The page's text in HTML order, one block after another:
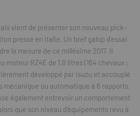
vient de présenter son nouveau pick-
presse en Italie. Un bref galop d’essai
la mesure de ce millésime 2017. Il
moteur RZ4E de 1,9 litres (164 chevaux ;
développé par Isuzu et accouplé
mécanique ou automatique à 6 rapports.
également entrevoir un comportement
que son niveau d’équipements revu à